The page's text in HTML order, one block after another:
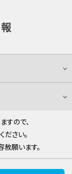
ので、
さい。
願います。